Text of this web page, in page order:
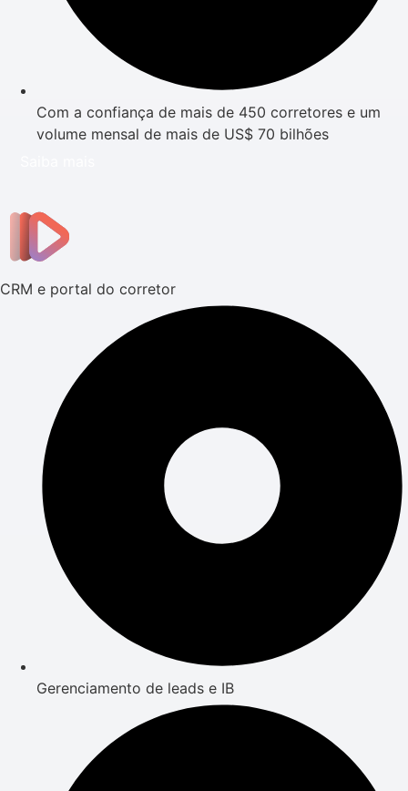
Com a confiança de mais de 450 corretores e um
volume mensal de mais de US$ 70 bilhões
CRM e portal do corretor
Gerenciamento de leads e IB